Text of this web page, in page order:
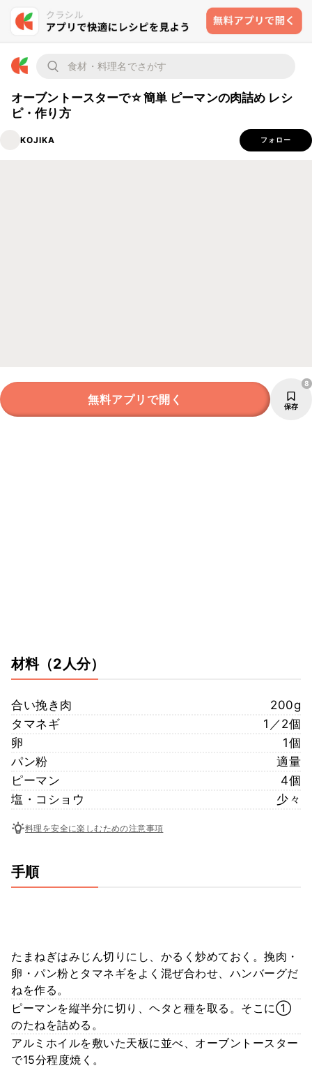
オーブントースターで☆簡単 ピーマンの肉詰め レシ
ピ・作り方
KOJIKA フォロー
無料アプリで開く 保存
8
材料（2人分）
合い挽き肉
200g
タマネギ
1／2個
卵
1個
パン粉
適量
ピーマン
4個
塩・コショウ
少々
料理を安全に楽しむための注意事項
手順
たまねぎはみじん切りにし、かるく炒めておく。挽肉・
卵・パン粉とタマネギをよく混ぜ合わせ、ハンバーグだ
ねを作る。
ピーマンを縦半分に切り、ヘタと種を取る。そこに①
のたねを詰める。
アルミホイルを敷いた天板に並べ、オーブントースター
で15分程度焼く。